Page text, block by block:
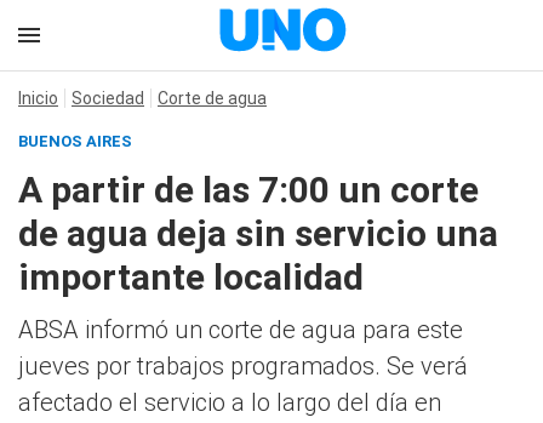
Inicio Sociedad Corte de agua
BUENOS AIRES
A partir de las 7:00 un corte
de agua deja sin servicio una
importante localidad
ABSA informó un corte de agua para este
jueves por trabajos programados. Se verá
afectado el servicio a lo largo del día en